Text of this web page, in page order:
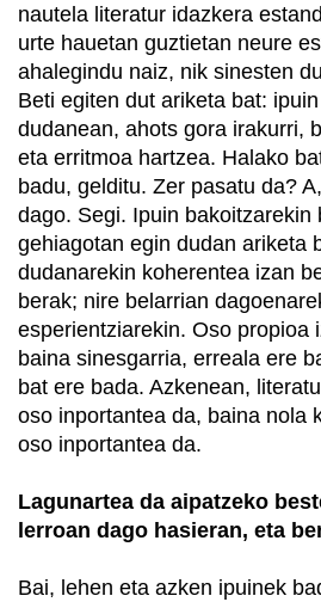
nautela literatur idazkera
urte hauetan guztietan neure
ahalegindu naiz, nik sinesten
Beti egiten dut ariketa bat:
dudanean, ahots gora irakurri,
eta erritmoa hartzea. Halako
badu, gelditu. Zer pasatu da?
dago. Segi. Ipuin bakoitzarekin
gehiagotan egin dudan ariketa
dudanarekin koherentea izan
berak; nire belarrian
esperientziarekin. Oso propioa
baina sinesgarria, erreala ere
bat ere bada. Azkenean,
oso inportantea da, baina nola
oso inportantea da.
Lagunartea da aipatzeko
lerroan dago hasieran, eta
Bai, lehen eta azken ipuinek